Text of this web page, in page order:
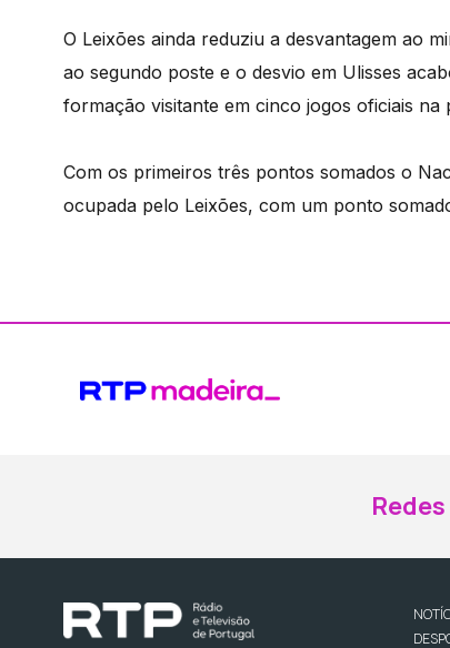
O Leixões ainda reduziu a desvantagem ao
ao segundo poste e o desvio em Ulisses
formação visitante em cinco jogos oficiais na
Com os primeiros três pontos somados o
ocupada pelo Leixões, com um ponto